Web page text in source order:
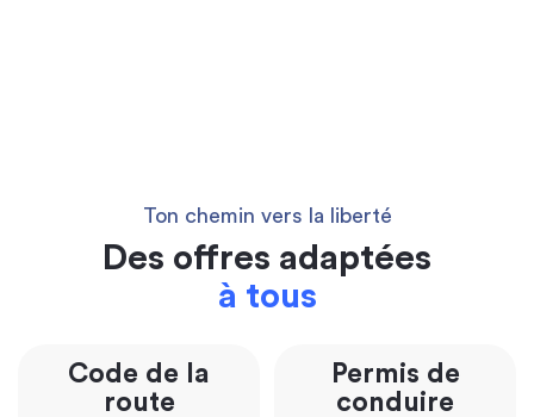
Ton chemin vers la liberté
Des offres adaptées
à tous
Code de la
route
Permis de
conduire